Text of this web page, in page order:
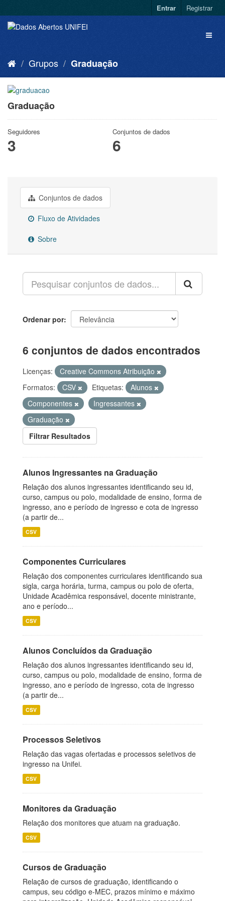
Entrar Registrar
Grupos Graduação
Graduação
Seguidores
3
Conjuntos de dados
6
Conjuntos de dados
Fluxo de Atividades
Sobre
Ordenar por
6 conjuntos de dados encontrados
Licenças:
Creative Commons Atribuição
Formatos:
CSV Etiquetas:
Alunos
Componentes
Ingressantes
Graduação
Filtrar Resultados
Alunos Ingressantes na Graduação
Relação dos alunos ingressantes identificando seu id,
curso, campus ou polo, modalidade de ensino, forma de
ingresso, ano e período de ingresso e cota de ingresso
(a partir de...
CSV
Componentes Curriculares
Relação dos componentes curriculares identificando sua
sigla, carga horária, turma, campus ou polo de oferta,
Unidade Acadêmica responsável, docente ministrante,
ano e período...
CSV
Alunos Concluídos da Graduação
Relação dos alunos ingressantes identificando seu id,
curso, campus ou polo, modalidade de ensino, forma de
ingresso, ano e período de ingresso, cota de ingresso
(a partir de...
CSV
Processos Seletivos
Relação das vagas ofertadas e processos seletivos de
ingresso na Unifei.
CSV
Monitores da Graduação
Relação dos monitores que atuam na graduação.
CSV
Cursos de Graduação
Relação de cursos de graduação, identificando o
campus, seu código e-MEC, prazos mínimo e máximo